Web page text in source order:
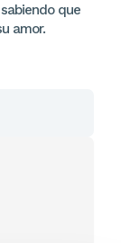
que
amor.